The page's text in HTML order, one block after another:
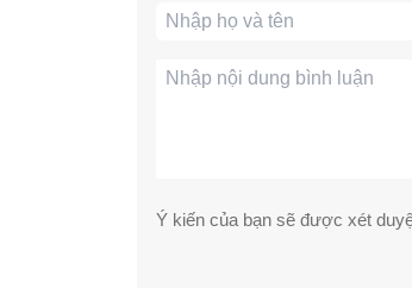
Ý kiến của bạn sẽ được xét